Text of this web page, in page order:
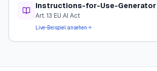
Instructions-for-Use-Generator
Art. 13 EU AI Act
Live-Beispiel ansehen